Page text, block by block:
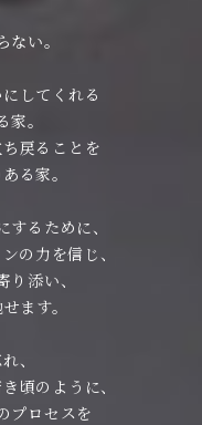
い。
してくれる
。
戻ることを
る家。
るために、
の力を信じ、
添い、
ます。
、
頃のように、
プロセスを